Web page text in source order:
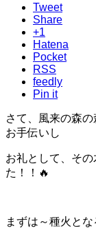
Tweet
Share
+1
Hatena
Pocket
RSS
feedly
Pin it
さて、風来の森
お手伝いし
お礼として、そ
た！！🔥
まずは～種火とな